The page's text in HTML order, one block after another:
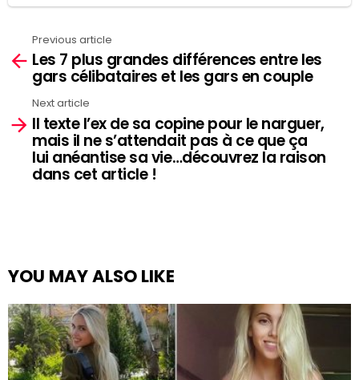
See
more
Previous article
Les 7 plus grandes différences entre les
gars célibataires et les gars en couple
Next article
Il texte l’ex de sa copine pour le narguer,
mais il ne s’attendait pas à ce que ça
lui anéantise sa vie…découvrez la raison
dans cet article !
YOU MAY ALSO LIKE